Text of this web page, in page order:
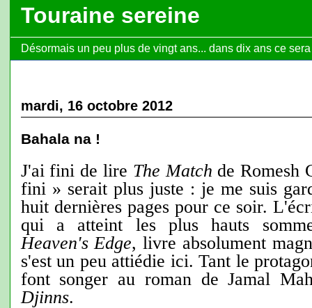
Touraine sereine
Désormais un peu plus de vingt ans... dans dix ans ce
mardi, 16 octobre 2012
Bahala na !
J'ai fini de lire The Match de Romesh
fini » serait plus juste : je me suis
huit dernières pages pour ce soir.
qui a atteint les plus hauts
Heaven's Edge, livre absolument
s'est un peu attiédie ici. Tant le
font songer au roman de Jamal
Djinns.